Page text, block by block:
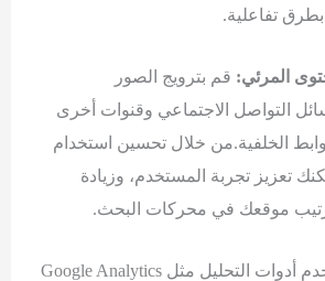
تفاعلية.
قم بترويج الصور
التواصل الاجتماعي وقنوات أخرى
الخلفية.من خلال تحسين استخدام
تعزيز تجربة المستخدم، وزيادة
موقعك في محركات البحث.
:استخدم أدوات التحليل مثل Google Analytics